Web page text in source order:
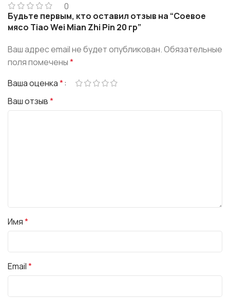
0
Будьте первым, кто оставил отзыв на “Соевое
мясо Tiao Wei Mian Zhi Pin 20 гр”
Ваш адрес email не будет опубликован.Обязательные
поля помечены*
Ваша оценка*
Ваш отзыв*
Имя*
Email*